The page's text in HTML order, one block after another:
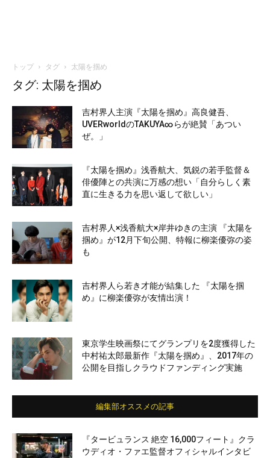
トップ タグ 太陽を掴め
タグ: 太陽を掴め
吉村界人主演『太陽を掴め』高良健吾、
UVERworldのTAKUYA∞らが絶賛「あつい
ぜ。」
『太陽を掴め』浅香航大、気鋭の若手監督＆
俳優陣との共演に万感の想い「自分らしく素
直に生きる力を思い返して欲しい」
吉村界人×浅香航大×岸井ゆきの主演 『太陽を
掴め』が12月下旬公開、特報に柳楽優弥の姿
も
吉村界人ら若き才能が結集した 『太陽を掴
め』に柳楽優弥が友情出演！
東京学生映画祭にてグランプリを2度獲得した
中村祐太郎最新作『太陽を掴め』、2017年の
公開を目指しクラウドファンディング実施
編集部オススメの記事
『タービュランス 絶空 16,000フィート』クラ
ウディオ・ファエ監督オフィシャルインタビ